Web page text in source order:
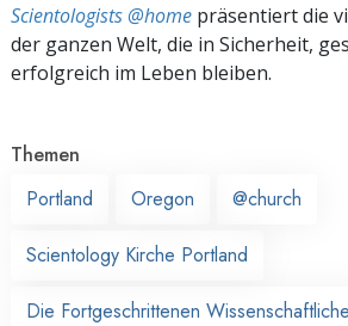
Scientologists @home präsentiert die
der ganzen Welt, die in Sicherheit,
erfolgreich im Leben bleiben.
Themen
Portland
Oregon @church
Scientology Kirche Portland
Die Fortgeschrittenen